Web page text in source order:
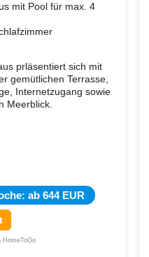
mit Pool für max. 4
prläsentiert sich mit
gemütlichen Terrasse,
Internetzugang sowie
Meerblick.
ab 644 EUR
HomeToGo